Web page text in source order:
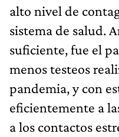
alto nivel de
sistema de salud.
suficiente, fue el
menos testeos
pandemia, y con
eficientemente a
a los contactos